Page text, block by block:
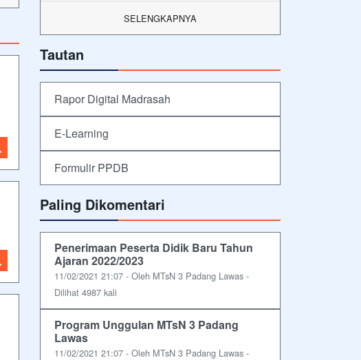
SELENGKAPNYA
Tautan
Rapor Digital Madrasah
E-Learning
Formulir PPDB
Paling Dikomentari
Penerimaan Peserta Didik Baru Tahun
Ajaran 2022/2023
11/02/2021 21:07 - Oleh MTsN 3 Padang Lawas -
Dilihat 4987 kali
Program Unggulan MTsN 3 Padang
Lawas
11/02/2021 21:07 - Oleh MTsN 3 Padang Lawas -